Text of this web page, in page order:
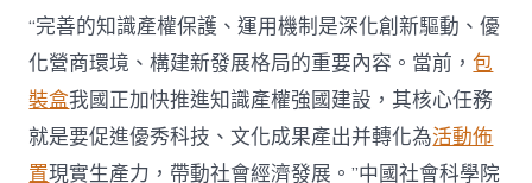
－
國
家
發
展
門
戶〉
“完善的知識產權保護、運用機制是深化創新驅動、優
化營商環境、構建新發展格局的重要內容。當前，包
裝盒我國正加快推進知識產權強國建設，其核心任務
就是要促進優秀科技、文化成果產出并轉化為活動佈
置現實生產力，帶動社會經濟發展。”中國社會科學院